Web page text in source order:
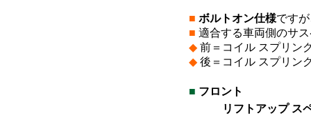
■ ボルトオン仕様です
■ 適合する車両側のサ
◆ 前＝コイル スプリン
◆ 後＝コイル スプリン
■ フロント
リフトアップ スペ